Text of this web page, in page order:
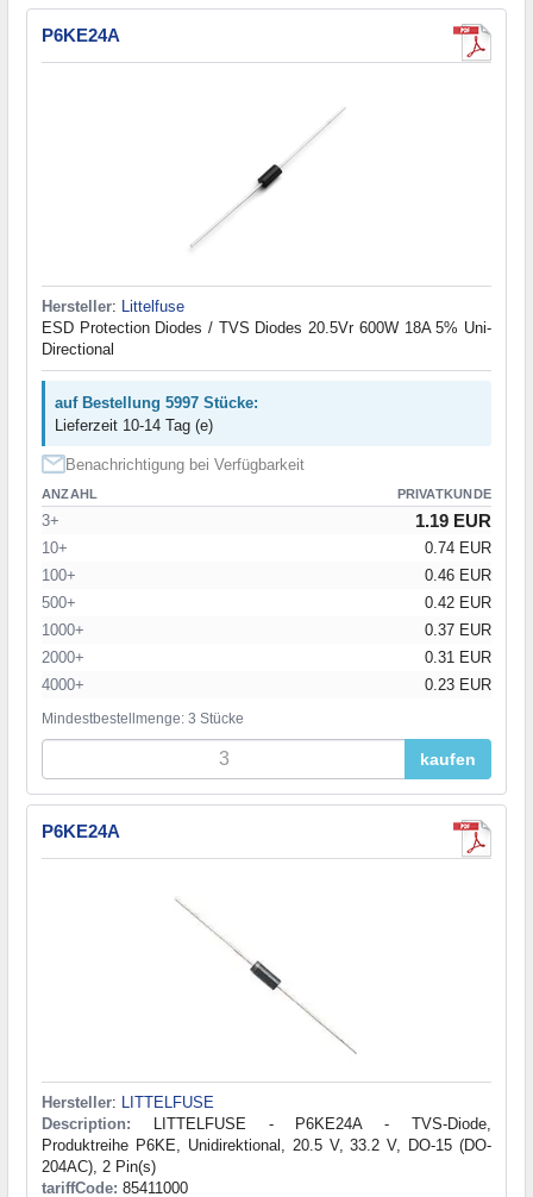
P6KE24A
Hersteller:
Littelfuse
ESD Protection Diodes / TVS Diodes 20.5Vr 600W 18A 5% Uni-
Directional
auf Bestellung 5997 Stücke:
Lieferzeit 10-14 Tag (e)
Benachrichtigung bei Verfügbarkeit
ANZAHL PRIVATKUNDE
3+ 1.19 EUR
10+
0.74 EUR
100+
0.46 EUR
500+
0.42 EUR
1000+
0.37 EUR
2000+
0.31 EUR
4000+
0.23 EUR
Mindestbestellmenge: 3 Stücke
kaufen
P6KE24A
Hersteller: LITTELFUSE
Description: LITTELFUSE - P6KE24A - TVS-Diode,
Produktreihe P6KE, Unidirektional, 20.5 V, 33.2 V, DO-15 (DO-
204AC), 2 Pin(s)
tariffCode: 85411000